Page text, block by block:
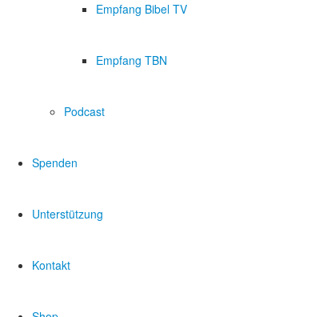
Empfang Bibel TV
Empfang TBN
Podcast
Spenden
Unterstützung
Kontakt